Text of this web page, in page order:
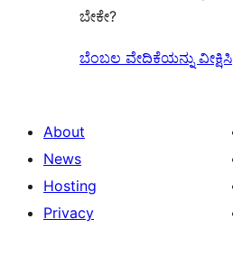
ಬೇಕೇ?
ಬೆಂಬಲ ವೇದಿಕೆಯನ್ನು ವೀಕ್ಷಿಸಿ
About
News
Hosting
Privacy